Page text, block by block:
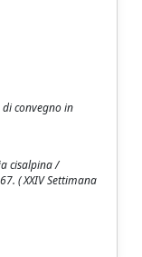
convegno in
cisalpina /
( XXIV Settimana